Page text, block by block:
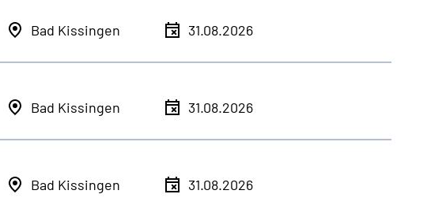
Bad Kissingen 31.08.2026
Bad Kissingen 31.08.2026
Bad Kissingen 31.08.2026